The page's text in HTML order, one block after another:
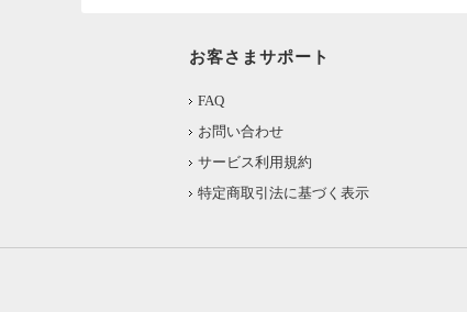
お客さまサポート
FAQ
お問い合わせ
サービス利用規約
特定商取引法に基づく表示